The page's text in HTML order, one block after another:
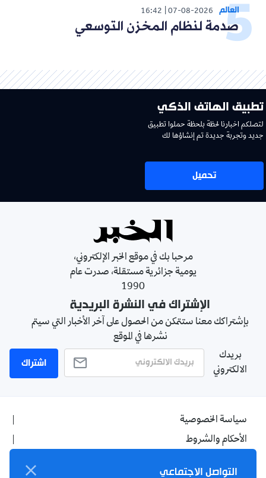
العالم 07-08-2026
16:42
صدمة لنظام المخزن التوسعي
تطبيق الهاتف الذكي
لتصلكم اخبارنا لحظة بلحظة حملوا تطبيق
جديد وتجربة جديدة تم إنشاؤها لك
تحميل
مرحبا بك في موقع الخبر الإلكتروني،
يومية جزائرية مستقلة، صدرت عام
1990
الإشتراك في النشرة البريدية
بإشتراكك معنا ستتمكن من الحصول على آخر الأخبار التي سيتم
نشرها في الموقع
بريدك
الالكتروني
اشتراك
سياسة الخصوصية
الأحكام والشروط
التواصل الاجتماعي